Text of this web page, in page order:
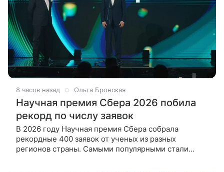
8 часов назад Ольга Бронская
Научная премия Сбера 2026 побила
рекорд по числу заявок
В 2026 году Научная премия Сбера собрала
рекордные 400 заявок от ученых из разных
регионов страны. Самыми популярными стали